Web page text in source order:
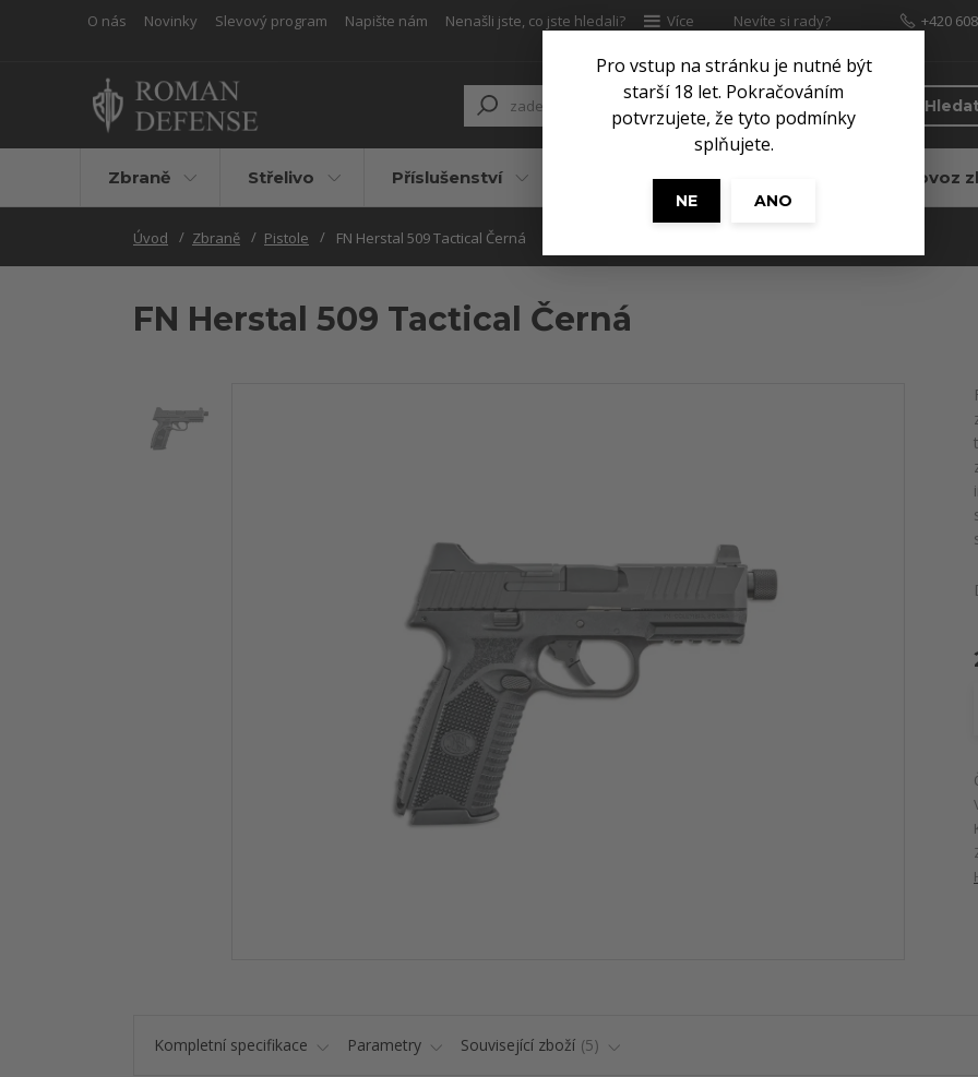
Pro vstup na stránku je nutné být
starší 18 let. Pokračováním
potvrzujete, že tyto podmínky
splňujete.
NE ANO
O nás Novinky Slevový program Napište nám Nenašli jste, co jste hledali? Více
Nevíte si rady?
+420
Zbraně Střelivo Příslušenství Pro myslivce Dovoz
Úvod Zbraně Pistole FN Herstal 509 Tactical Černá
FN Herstal 509 Tactical Černá
Kompletní specifikace Parametry Související zboží 5